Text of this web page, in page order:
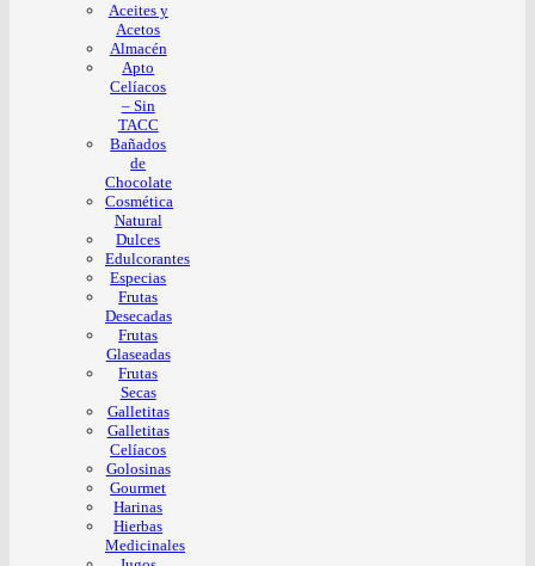
Aceites y
Acetos
Almacén
Apto
Celíacos
– Sin
TACC
Bañados
de
Chocolate
Cosmética
Natural
Dulces
Edulcorantes
Especias
Frutas
Desecadas
Frutas
Glaseadas
Frutas
Secas
Galletitas
Galletitas
Celíacos
Golosinas
Gourmet
Harinas
Hierbas
Medicinales